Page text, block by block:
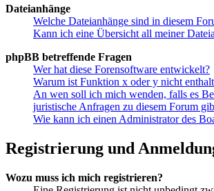
Dateianhänge
Welche Dateianhänge sind in diesem
Kann ich eine Übersicht all meiner
phpBB betreffende Fragen
Wer hat diese Forensoftware entwickelt?
Warum ist Funktion x oder y nicht
An wen soll ich mich wenden, falls es
juristische Anfragen zu diesem Forum
Wie kann ich einen Administrator des
Registrierung und
Wozu muss ich mich registrieren?